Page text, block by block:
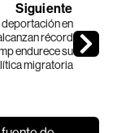
Siguiente
en
récord
endurece su
migratoria